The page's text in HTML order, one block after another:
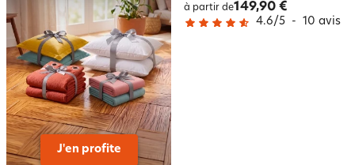
à partir de149,90 €
4.6/5 - 10 avis
J'en profite